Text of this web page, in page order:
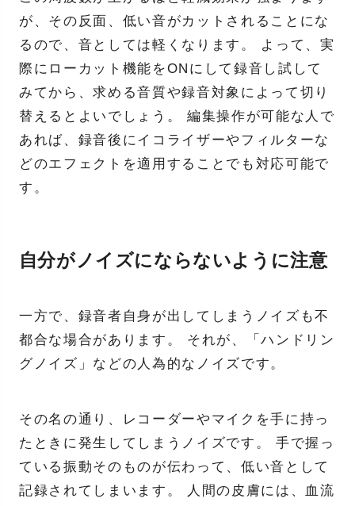
が、その反面、低い音がカットされることにな
るので、音としては軽くなります。 よって、実
際にローカット機能をONにして録音し試して
みてから、求める音質や録音対象によって切り
替えるとよいでしょう。 編集操作が可能な人で
あれば、録音後にイコライザーやフィルターな
どのエフェクトを適用することでも対応可能で
す。
自分がノイズにならないように注意
一方で、録音者自身が出してしまうノイズも不
都合な場合があります。 それが、「ハンドリン
グノイズ」などの人為的なノイズです。
その名の通り、レコーダーやマイクを手に持っ
たときに発生してしまうノイズです。 手で握っ
ている振動そのものが伝わって、低い音として
記録されてしまいます。 人間の皮膚には、血流